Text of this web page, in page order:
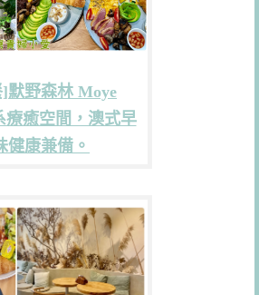
默野森林 Moye
療癒空間，澳式早
健康兼備。